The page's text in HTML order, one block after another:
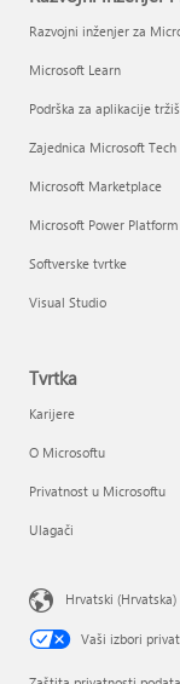
Razvojni inženjer za
Microsoft Learn
Podrška za aplikacije
Zajednica Microsoft Tech
Microsoft Marketplace
Microsoft Power Platform
Softverske tvrtke
Visual Studio
Tvrtka
Karijere
O Microsoftu
Privatnost u Microsoftu
Ulagači
Hrvatski (Hrvatska)
Vaši izbori